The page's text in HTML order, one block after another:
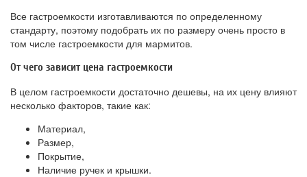
Все гастроемкости изготавливаются по определенному
стандарту, поэтому подобрать их по размеру очень просто в
том числе гастроемкости для мармитов.
От чего зависит цена гастроемкости
В целом гастроемкости достаточно дешевы, на их цену влияют
несколько факторов, такие как:
Материал,
Размер,
Покрытие,
Наличие ручек и крышки.